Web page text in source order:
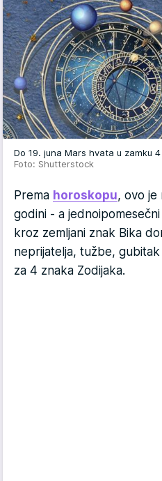
Do 19. juna Mars hvata u zamku
Foto: Shutterstock
Prema horoskopu, ovo je
godini - a
kroz zemljani znak Bika
neprijatelja, tužbe,
za 4 znaka Zodijaka.